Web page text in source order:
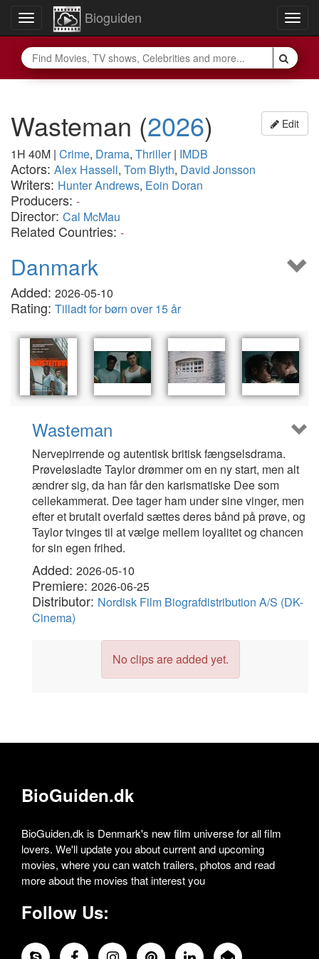
Toggle
navigation
Bioguiden
Edit
Wasteman (2026)
1H 40M | Crime, Drama, Thriller| IMDB
Actors: Alex Hassell, Tom Blyth, David Jonsson
Writers: Hunter Andrews, Eoin Doran
Producers: -
Director: Cal McMau
Related Countries: -
Danmark
Added: 2026-05-10
Rating: Tilladt for børn over 15 år
Wasteman
Nervepirrende og autentisk britisk fængselsdrama.
Prøveløsladte Taylor drømmer om en ny start, men alt
ændrer sig, da han får den karismatiske Dee som
cellekammerat. Dee tager ham under sine vinger, men
efter et brutalt overfald sættes deres bånd på prøve, og
Taylor tvinges til at vælge mellem loyalitet og chancen
for sin egen frihed.
Added: 2026-05-10
Premiere: 2026-06-25
Distributor: Nordisk Film Biografdistribution A/S (DK-
Cinema)
No clips are added yet.
BioGuiden.dk
BioGuiden.dk is Denmark's new film universe for all film
lovers. We'll update you about current and upcoming
movies, where you can watch trailers, photos and read
more about the movies that interest you
Follow Us: